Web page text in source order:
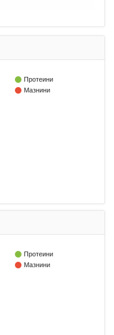
Протеини
Мазнини
Протеини
Мазнини